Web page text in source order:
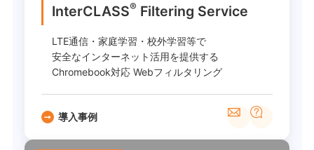
InterCLASS® ︎ Filtering Service
LTE通信・家庭学習・校外学習等で
安全なインターネット活用を提供する
Chromebook対応 Webフィルタリング
導入事例